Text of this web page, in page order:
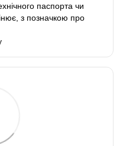
паспорта чи
з позначкою про